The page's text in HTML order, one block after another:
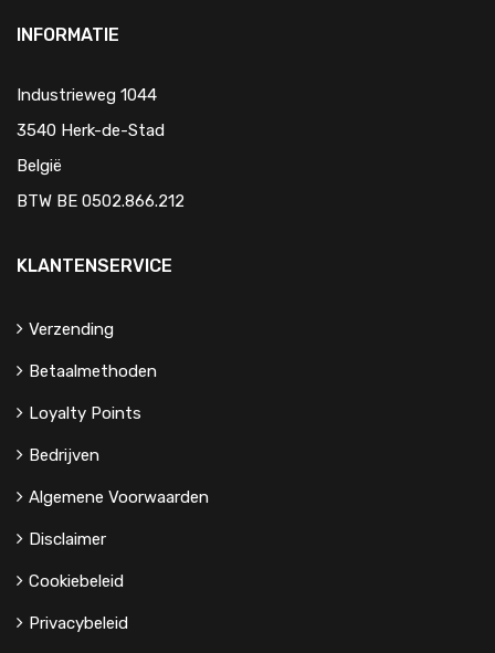
INFORMATIE
Industrieweg 1044
3540 Herk-de-Stad
België
BTW BE 0502.866.212
KLANTENSERVICE
Verzending
Betaalmethoden
Loyalty Points
Bedrijven
Algemene Voorwaarden
Disclaimer
Cookiebeleid
Privacybeleid